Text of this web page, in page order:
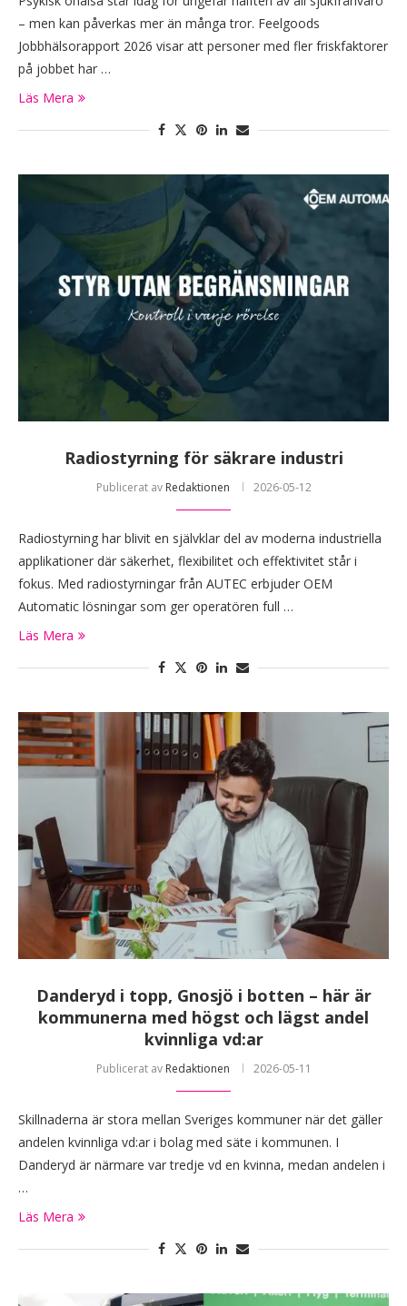
– men kan påverkas mer än många tror. Feelgoods
Jobbhälsorapport 2026 visar att personer med fler friskfaktorer
på jobbet har …
Läs Mera
Radiostyrning för säkrare industri
Publicerat av Redaktionen 2026-05-12
Radiostyrning har blivit en självklar del av moderna industriella
applikationer där säkerhet, flexibilitet och effektivitet står i
fokus. Med radiostyrningar från AUTEC erbjuder OEM
Automatic lösningar som ger operatören full …
Läs Mera
Danderyd i topp, Gnosjö i botten – här är
kommunerna med högst och lägst andel
kvinnliga vd:ar
Publicerat av Redaktionen 2026-05-11
Skillnaderna är stora mellan Sveriges kommuner när det gäller
andelen kvinnliga vd:ar i bolag med säte i kommunen. I
Danderyd är närmare var tredje vd en kvinna, medan andelen i
…
Läs Mera